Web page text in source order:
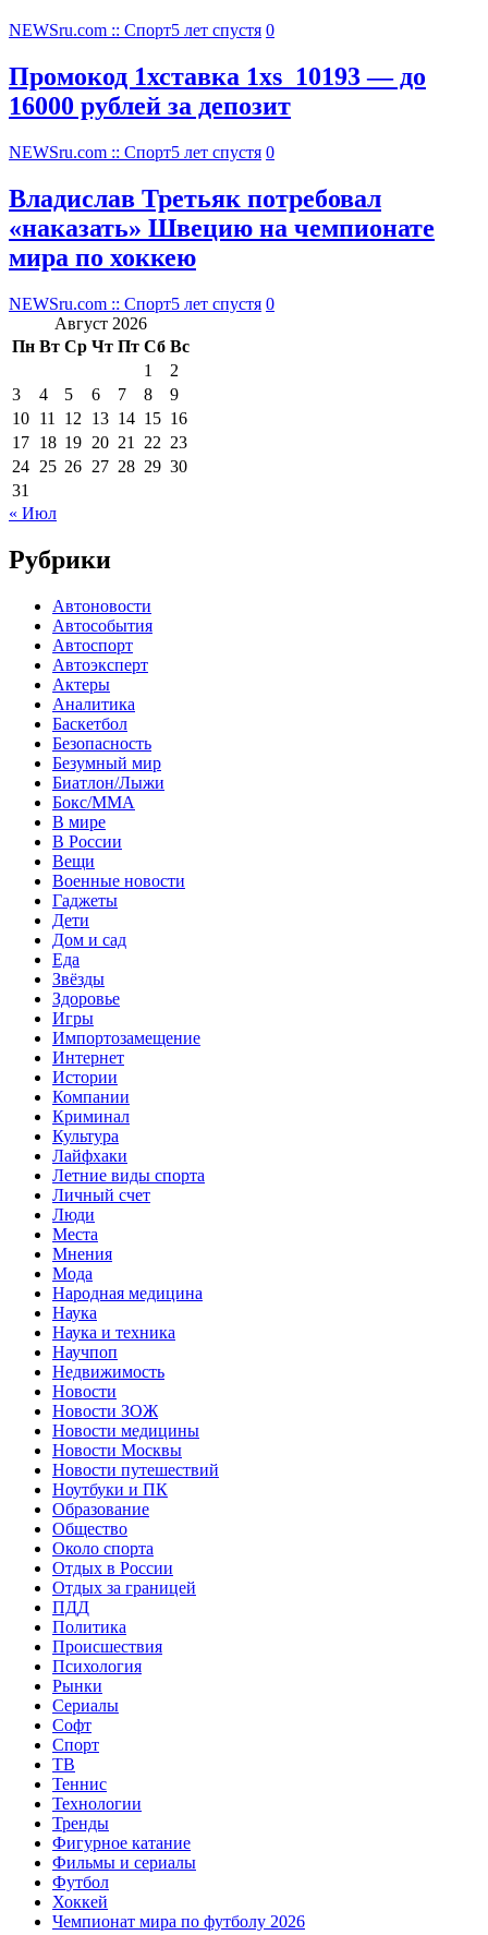
NEWSru.com :: Спорт5 лет спустя 0
Промокод 1хставка 1xs_10193 — до
16000 рублей за депозит
NEWSru.com :: Спорт5 лет спустя 0
Владислав Третьяк потребовал
«наказать» Швецию на чемпионате
мира по хоккею
NEWSru.com :: Спорт5 лет спустя 0
Август 2026
Пн Вт Ср Чт Пт Сб Вс
1
2
3
4 5 6 7 8
9
10 11 12 13 14 15 16
17 18 19 20 21 22 23
24 25 26 27 28 29 30
31
« Июл
Рубрики
Автоновости
Автособытия
Автоспорт
Автоэксперт
Актеры
Аналитика
Баскетбол
Безопасность
Безумный мир
Биатлон/Лыжи
Бокс/MMA
В мире
В России
Вещи
Военные новости
Гаджеты
Дети
Дом и сад
Еда
Звёзды
Здоровье
Игры
Импортозамещение
Интернет
Истории
Компании
Криминал
Культура
Лайфхаки
Летние виды спорта
Личный счет
Люди
Места
Мнения
Мода
Народная медицина
Наука
Наука и техника
Научпоп
Недвижимость
Новости
Новости ЗОЖ
Новости медицины
Новости Москвы
Новости путешествий
Ноутбуки и ПК
Образование
Общество
Около спорта
Отдых в России
Отдых за границей
ПДД
Политика
Происшествия
Психология
Рынки
Сериалы
Софт
Спорт
ТВ
Теннис
Технологии
Тренды
Фигурное катание
Фильмы и сериалы
Футбол
Хоккей
Чемпионат мира по футболу 2026